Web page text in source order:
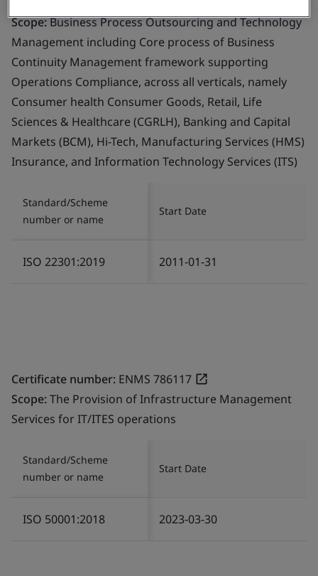
Scope:Business Process Outsourcing and Technology
Management including Core process of Business
Continuity Management framework supporting
Operations Compliance, across all verticals, namely
Consumer health Consumer Goods, Retail, Life
Sciences & Healthcare (CGRLH), Banking and Capital
Markets (BCM), Hi-Tech, Manufacturing Services (HMS)
Insurance, and Information Technology Services (ITS)
Standard/Scheme
number or name
Start Date
ISO 22301:2019 2011-01-31
Certificate number: ENMS 786117
Scope:The Provision of Infrastructure Management
Services for IT/ITES operations
Standard/Scheme
number or name
Start Date
ISO 50001:2018 2023-03-30